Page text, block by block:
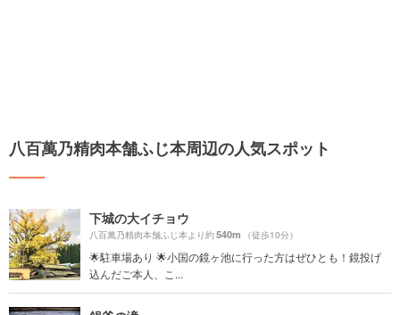
八百萬乃精肉本舗ふじ本周辺の人気スポット
下城の大イチョウ
八百萬乃精肉本舗ふじ本より約540m （徒歩10分）
🌟駐車場あり 🌟小国の鏡ヶ池に行った方はぜひとも！鏡投げ
込んだご本人、こ...